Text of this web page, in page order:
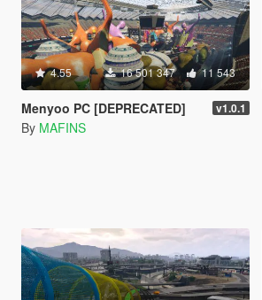
4.55 16 501 347 11 543
Menyoo PC [DEPRECATED] v1.0.1
By MAFINS